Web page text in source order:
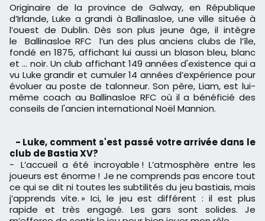
Originaire de la province de Galway, en République
d’Irlande, Luke a grandi à Ballinasloe, une ville située à
l’ouest de Dublin. Dès son plus jeune âge, il intègre
le Ballinasloe RFC l’un des plus anciens clubs de l’île,
fondé en 1875, affichant lui aussi un blason bleu, blanc
et … noir. Un club affichant 149 années d'existence qui a
vu Luke grandir et cumuler 14 années d’expérience pour
évoluer au poste de talonneur. Son père, Liam, est lui-
même coach au Ballinasloe RFC où il a bénéficié des
conseils de l'ancien international Noël Mannion.
- Luke, comment s'est passé votre arrivée dans le
club de Bastia XV?
- L’accueil a été incroyable ! L’atmosphère entre les
joueurs est énorme ! Je ne comprends pas encore tout
ce qui se dit ni toutes les subtilités du jeu bastiais, mais
j’apprends vite. » Ici, le jeu est différent : il est plus
rapide et très engagé. Les gars sont solides. Je